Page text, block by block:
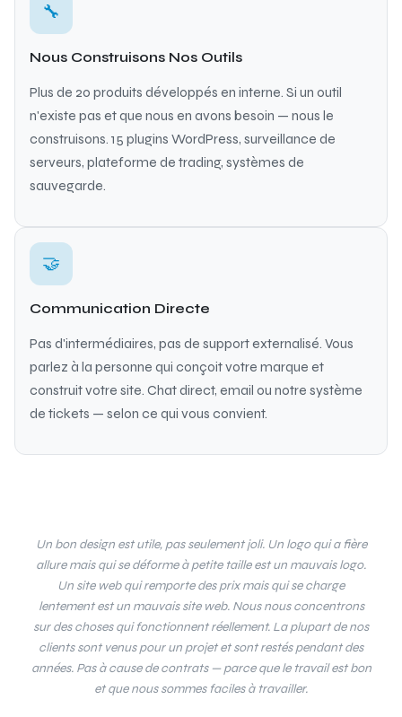
🔧
Nous Construisons Nos Outils
Plus de 20 produits développés en interne. Si un outil
n'existe pas et que nous en avons besoin — nous le
construisons. 15 plugins WordPress, surveillance de
serveurs, plateforme de trading, systèmes de
sauvegarde.
🤝
Communication Directe
Pas d'intermédiaires, pas de support externalisé. Vous
parlez à la personne qui conçoit votre marque et
construit votre site. Chat direct, email ou notre système
de tickets — selon ce qui vous convient.
Un bon design est utile, pas seulement joli. Un logo qui a fière
allure mais qui se déforme à petite taille est un mauvais logo.
Un site web qui remporte des prix mais qui se charge
lentement est un mauvais site web. Nous nous concentrons
sur des choses qui fonctionnent réellement. La plupart de nos
clients sont venus pour un projet et sont restés pendant des
années. Pas à cause de contrats — parce que le travail est bon
et que nous sommes faciles à travailler.